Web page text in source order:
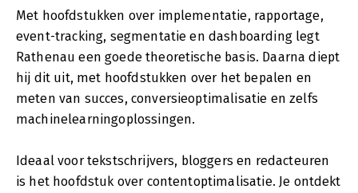
Met hoofdstukken over implementatie, rapportage,
event-tracking, segmentatie en dashboarding legt
Rathenau een goede theoretische basis. Daarna diept
hij dit uit, met hoofdstukken over het bepalen en
meten van succes, conversieoptimalisatie en zelfs
machinelearningoplossingen.
Ideaal voor tekstschrijvers, bloggers en redacteuren
is het hoofdstuk over contentoptimalisatie. Je ontdekt